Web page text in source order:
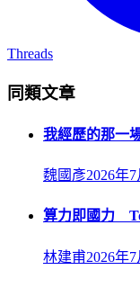
Threads
同類文章
我經歷的那一
魏國彥2026年7
算力即國力
林建甫2026年7